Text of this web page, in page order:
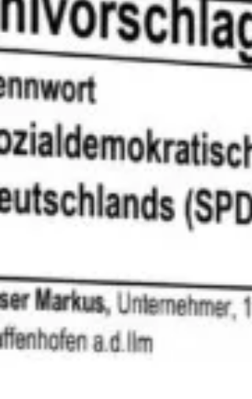
Parteienlandschaft zurück. Politisch sieht
sich die Partei dennoch bestätigt. Der
Stimmenzuwachs zeige, so der
Kreisvorstand, „dass viele Mens